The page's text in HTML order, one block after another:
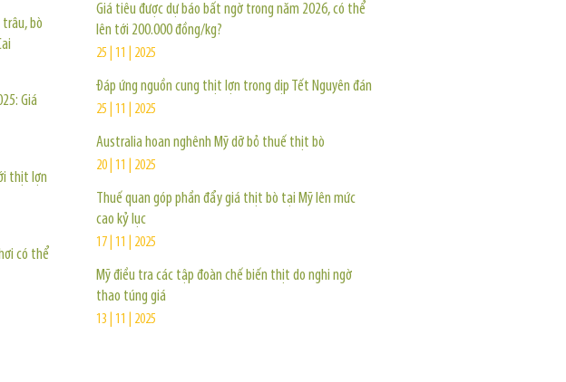
bò
Giá
thịt lợn
có thể
Giá tiêu được dự báo bất ngờ trong năm 2026, có thể
lên tới 200.000 đồng/kg?
25 | 11 | 2025
Đáp ứng nguồn cung thịt lợn trong dịp Tết Nguyên đán
25 | 11 | 2025
Australia hoan nghênh Mỹ dỡ bỏ thuế thịt bò
20 | 11 | 2025
Thuế quan góp phần đẩy giá thịt bò tại Mỹ lên mức
cao kỷ lục
17 | 11 | 2025
Mỹ điều tra các tập đoàn chế biến thịt do nghi ngờ
thao túng giá
13 | 11 | 2025